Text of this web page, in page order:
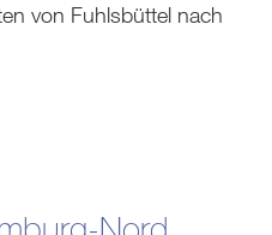
von Fuhlsbüttel nach